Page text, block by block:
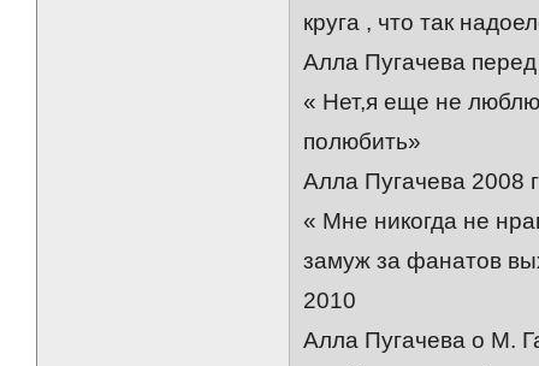
круга , что так
Алла Пугачева
« Нет,я еще не
полюбить»
Алла Пугачева 2008
« Мне никогда не
замуж за фанатов
2010
Алла Пугачева о М.